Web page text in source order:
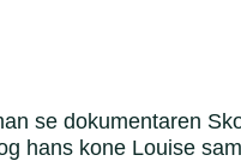
se dokumentaren
hans kone Louise